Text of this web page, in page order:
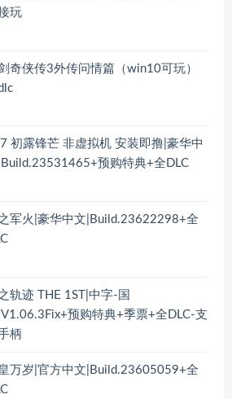
玩
奇侠传3外传问情篇（win10可玩）
初露锋芒 非虚拟机 安装即撸|豪华中
预购特典+全DLC
军火|豪华中文|Build.23622298+全
轨迹 THE 1ST|中字-国
预购特典+季票+全DLC-支
柄
万岁|官方中文|Build.23605059+全